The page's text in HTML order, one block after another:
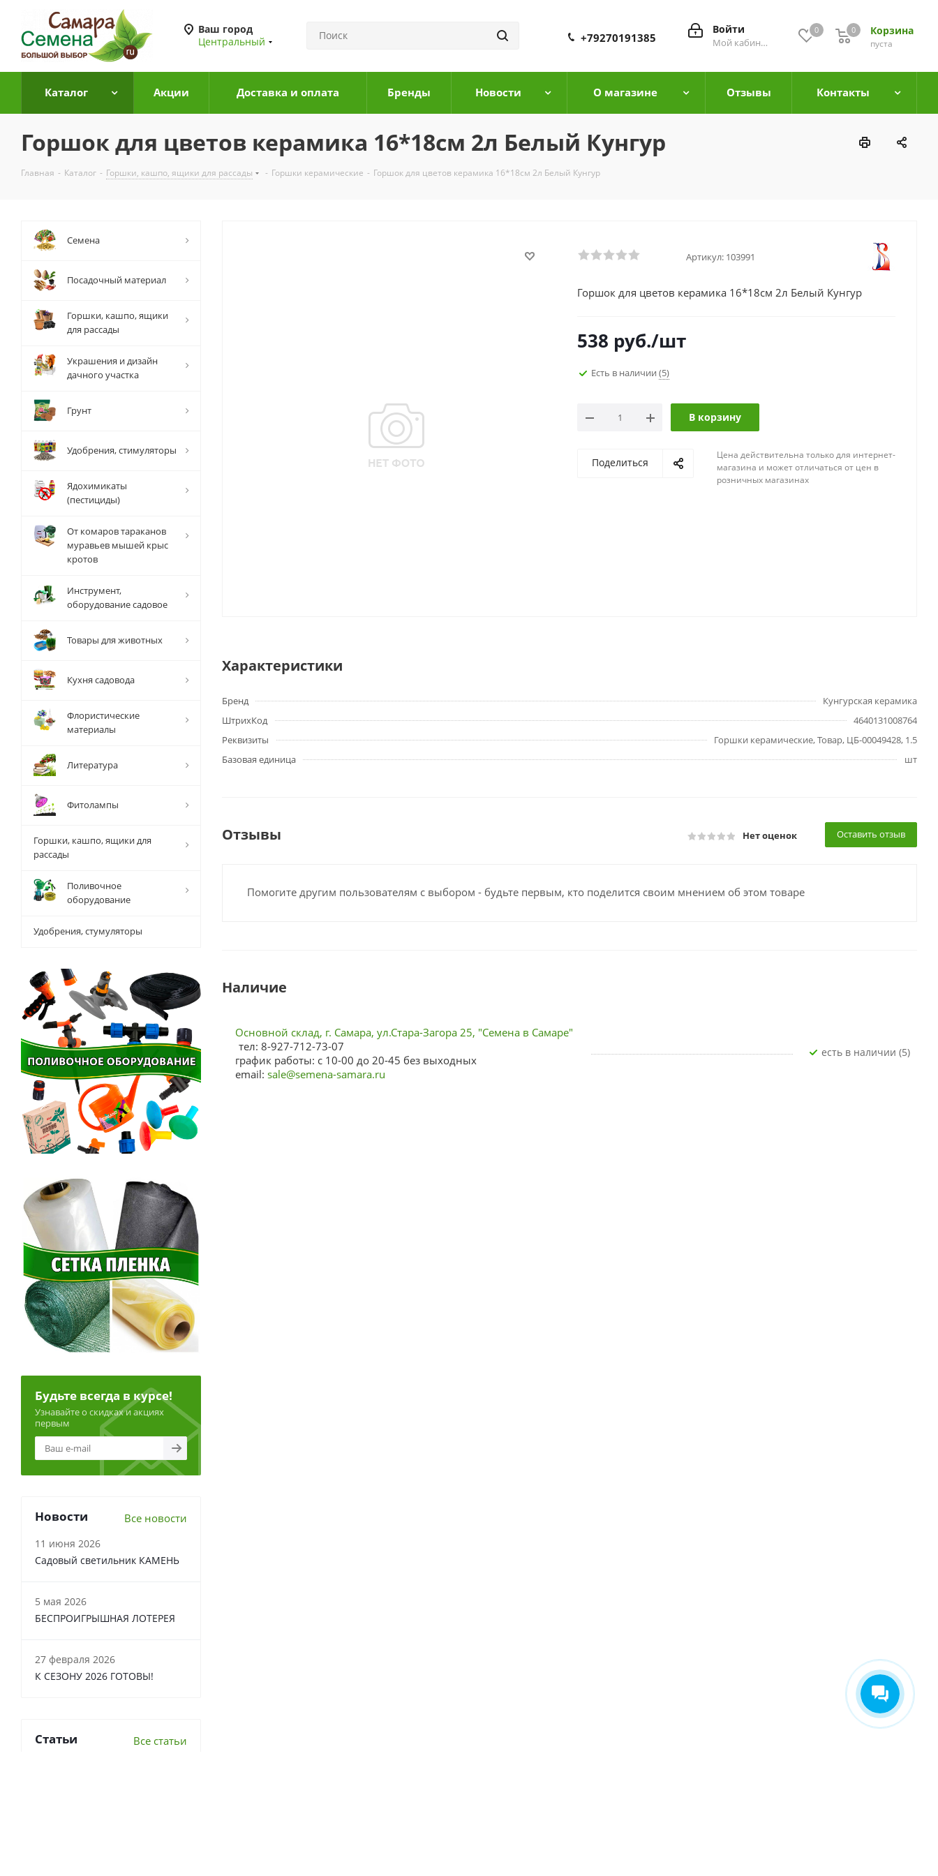
Ваш город
Центральный
0 Корзина
0
пуста
0
Войти
Мой кабинет
+79270191385
Каталог Акции Доставка и оплата Бренды Новости О магазине Отзывы Контакты
Горшок для цветов керамика 16*18см 2л Белый Кунгур
Главная - Каталог - Горшки, кашпо, ящики для рассады - Горшки керамические - Горшок для цветов керамика 16*18см 2л Белый Кунгур
Артикул: 103991
Горшок для цветов керамика 16*18см 2л Белый Кунгур
538 руб./шт
Есть в наличии (5)
В корзину
Поделиться
Цена действительна только для интернет-
магазина и может отличаться от цен в
розничных магазинах
Характеристики
Бренд
Кунгурская керамика
ШтрихКод
4640131008764
Реквизиты
Горшки керамические, Товар, ЦБ-00049428, 1.5
Базовая единица
шт
Отзывы Нет оценок Оставить отзыв
Помогите другим пользователям с выбором - будьте первым, кто поделится своим мнением об этом товаре
Наличие
Основной склад, г. Самара, ул.Стара-Загора 25, "Семена в Самаре"
тел: 8-927-712-73-07
график работы: с 10-00 до 20-45 без выходных
email: sale@semena-samara.ru
Есть в наличии (5)
Семена
Посадочный материал
Горшки, кашпо, ящики
для рассады
Украшения и дизайн
дачного участка
Грунт
Удобрения, стимуляторы
Ядохимикаты
(пестициды)
От комаров тараканов
муравьев мышей крыс
кротов
Инструмент,
оборудование садовое
Товары для животных
Кухня садовода
Флористические
материалы
Литература
Фитолампы
Горшки, кашпо, ящики для
рассады
Поливочное
оборудование
Удобрения, стумуляторы
Будьте всегда в курсе!
Узнавайте о скидках и акциях
первым
Новости Все новости
11 июня 2026
Садовый светильник КАМЕНЬ
5 мая 2026
БЕСПРОИГРЫШНАЯ ЛОТЕРЕЯ
27 февраля 2026
К СЕЗОНУ 2026 ГОТОВЫ!
Статьи Все статьи